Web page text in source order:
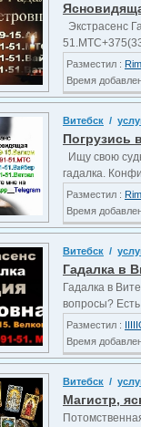
Экстрасенс
Разместил :
Время
Витебск /
Погрузись
Ищу свою
гадалка.
Разместил :
Время
Витебск /
Гадалка в
Гадалка в
вопросы?
Разместил :
Время
Витебск /
Магистр,